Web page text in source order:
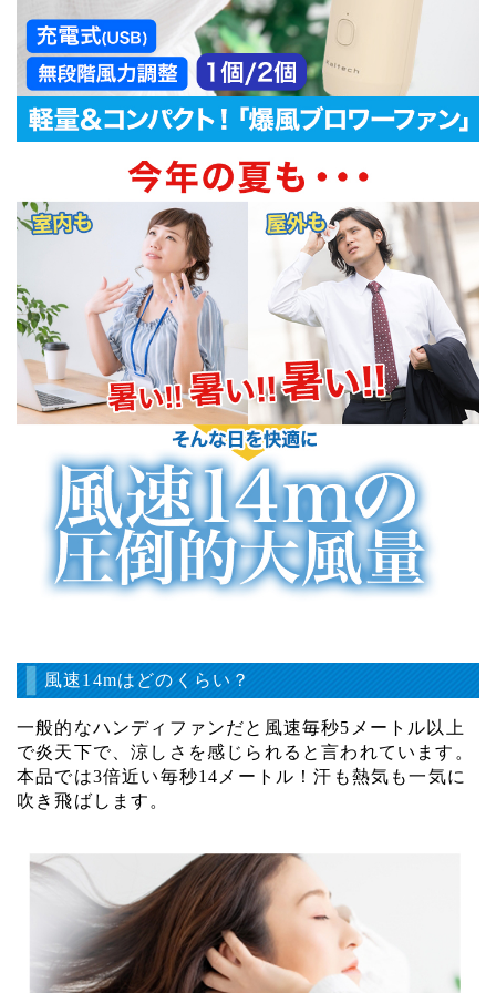
風速14mはどのくらい？
一般的なハンディファンだと風速毎秒5メートル以上
で炎天下で、涼しさを感じられると言われています。
本品では3倍近い毎秒14メートル！汗も熱気も一気に
吹き飛ばします。